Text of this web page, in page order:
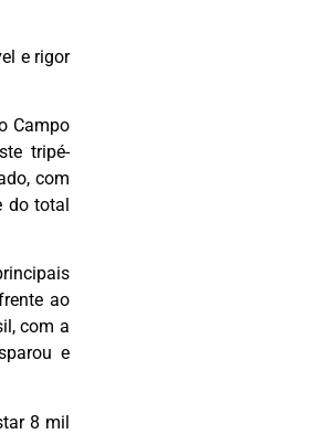
e rigor
Campo
tripé-
com
do total
ao
com a
e
8 mil